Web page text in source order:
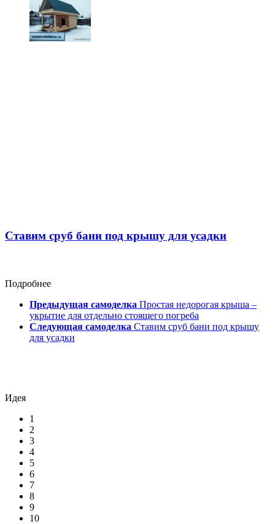
Ставим сруб бани под крышу для усадки
Подробнее
Предыдущая самоделка Простая недорогая крыша –
укрытие для отдельно стоящего погреба
Следующая самоделка Ставим сруб бани под крышу
для усадки
Идея
1
2
3
4
5
6
7
8
9
10